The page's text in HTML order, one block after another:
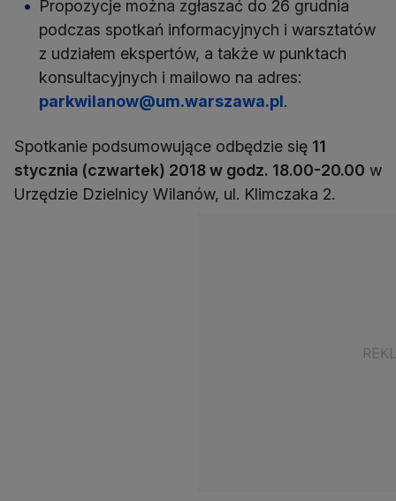
Propozycje można zgłaszać do 26 grudnia
podczas spotkań informacyjnych i warsztatów
z udziałem ekspertów, a także w punktach
konsultacyjnych i mailowo na adres:
parkwilanow@um.warszawa.pl.
Spotkanie podsumowujące odbędzie się 11
stycznia (czwartek) 2018 w godz. 18.00-20.00 w
Urzędzie Dzielnicy Wilanów, ul. Klimczaka 2.